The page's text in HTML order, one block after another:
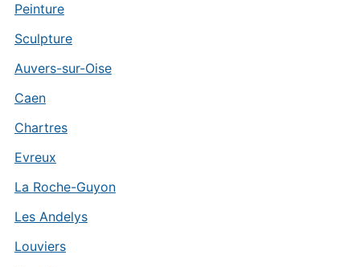
Peinture
Sculpture
Auvers-sur-Oise
Caen
Chartres
Evreux
La Roche-Guyon
Les Andelys
Louviers